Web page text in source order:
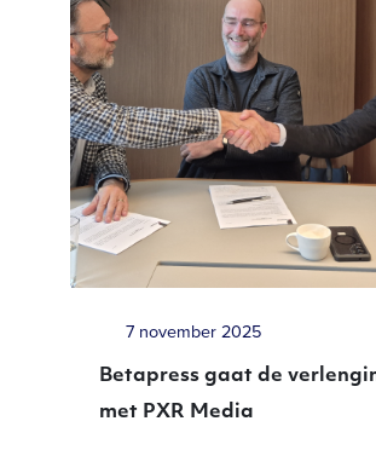
7 november 2025
Betapress gaat de
met PXR Media